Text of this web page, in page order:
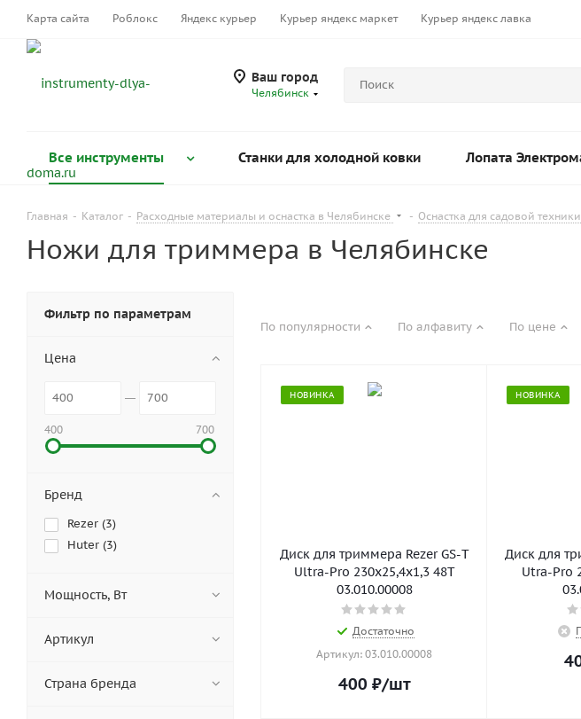
Карта сайта Роблокс Яндекс курьер Курьер яндекс маркет Курьер яндекс лавка
Ваш город
Челябинск
Все инструменты Станки для холодной ковки Лопата
Главная - Каталог - Расходные материалы и оснастка в Челябинске - Оснастка для садовой
Ножи для триммера в Челябинске
По популярности По алфавиту По цене
НОВИНКА
Диск для триммера Rezer GS-T
Ultra-Pro 230x25,4x1,3 48T
03.010.00008
Достаточно
Артикул: 03.010.00008
400 ₽/шт
НОВИНКА
Диск для
Utra-Pro
Фильтр по параметрам
Цена
400 700
Бренд
Rezer (3)
Huter (3)
Мощность, Вт
Артикул
Страна бренда